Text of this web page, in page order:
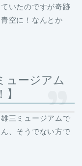
いたのですが奇跡
空に！なんとか
ュージアム
三ミュージアムで
、そうでない方で